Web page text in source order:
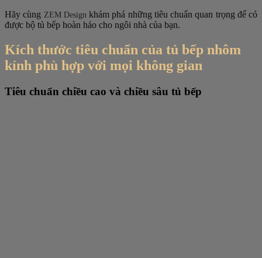
Hãy cùng ZEM Design khám phá những tiêu chuẩn quan trọng để có
được bộ tủ bếp hoàn hảo cho ngôi nhà của bạn.
Kích thước tiêu chuẩn của tủ bếp nhôm
kính phù hợp với mọi không gian
Tiêu chuẩn chiều cao và chiều sâu tủ bếp